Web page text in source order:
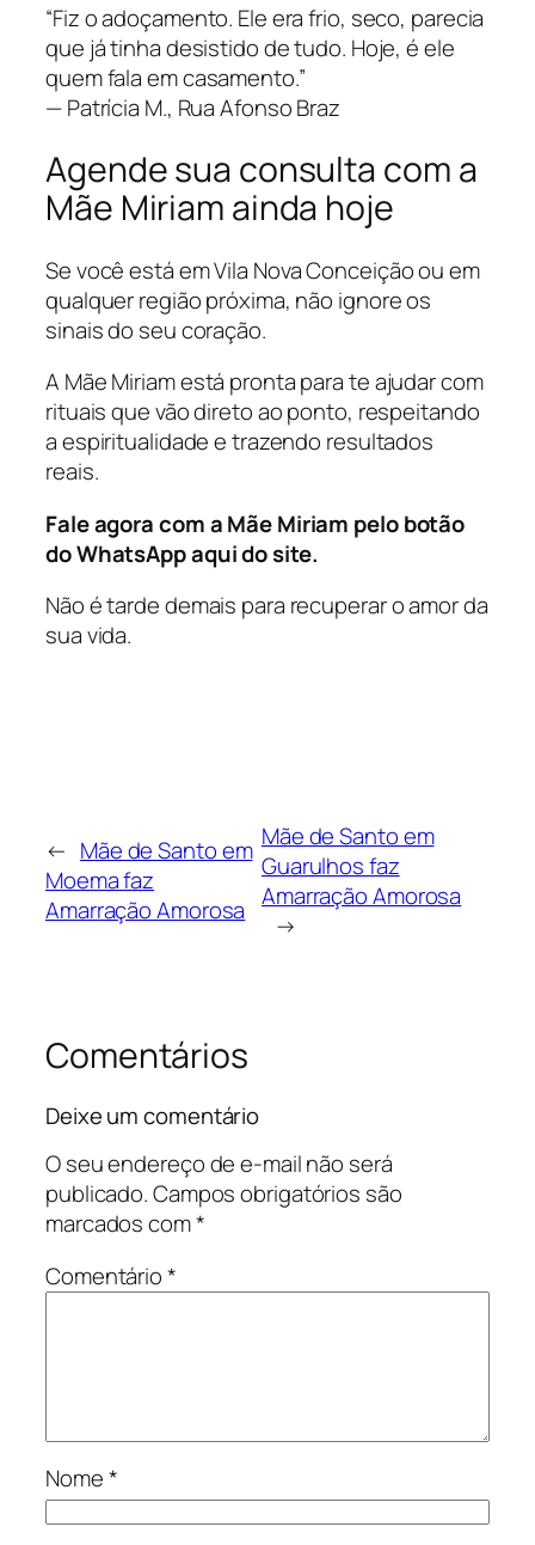
“Fiz o adoçamento. Ele era frio, seco, parecia
que já tinha desistido de tudo. Hoje, é ele
quem fala em casamento.”
—Patrícia M., Rua Afonso Braz
Agende sua consulta com a
Mãe Miriam ainda hoje
Se você está em Vila Nova Conceição ou em
qualquer região próxima, não ignore os
sinais do seu coração.
A Mãe Miriam está pronta para te ajudar com
rituais que vão direto ao ponto, respeitando
a espiritualidade e trazendo resultados
reais.
Fale agora com a Mãe Miriam pelo botão
do WhatsApp aqui do site.
Não é tarde demais para recuperar o amor da
sua vida.
← Mãe de Santo em
Moema faz
Amarração Amorosa
Mãe de Santo em
Guarulhos faz
Amarração Amorosa
→
Comentários
Deixe um comentário
O seu endereço de e-mail não será
publicado.Campos obrigatórios são
marcados com*
Comentário*
Nome*